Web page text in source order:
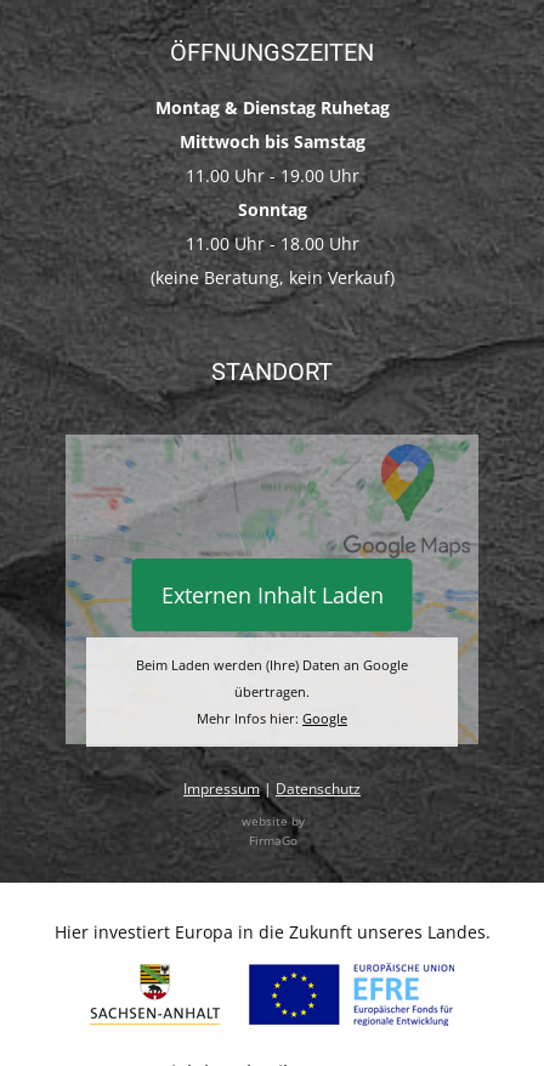
ÖFFNUNGSZEITEN
Montag & Dienstag Ruhetag
Mittwoch bis Samstag
11.00 Uhr - 19.00 Uhr
Sonntag
11.00 Uhr - 18.00 Uhr
(keine Beratung, kein Verkauf)
STANDORT
Externen Inhalt Laden
Beim Laden werden (Ihre) Daten an Google
übertragen.
Mehr Infos hier: Google
Impressum| Datenschutz
website by
FirmaGo
Hier investiert Europa in die Zukunft unseres Landes.